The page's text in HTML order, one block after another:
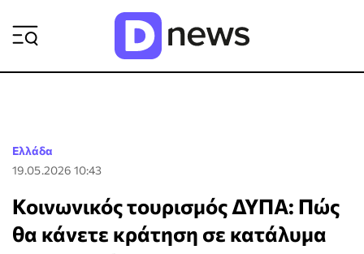
Ελλάδα
19.05.2026 10:43
Κοινωνικός τουρισμός ΔΥΠΑ: Πώς
θα κάνετε κράτηση σε κατάλυμα